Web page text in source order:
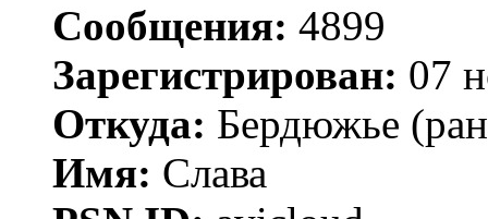
Сообщения: 4899
Зарегистрирован: 07
Откуда: Бердюжье
Имя: Слава